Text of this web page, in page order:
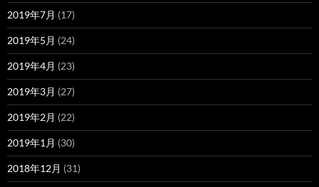
2019年7月 (17)
2019年5月 (24)
2019年4月 (23)
2019年3月 (27)
2019年2月 (22)
2019年1月 (30)
2018年12月 (31)